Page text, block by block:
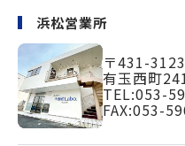
浜松営業所
〒431-3123
有玉西町
TEL:053-
FAX:053-